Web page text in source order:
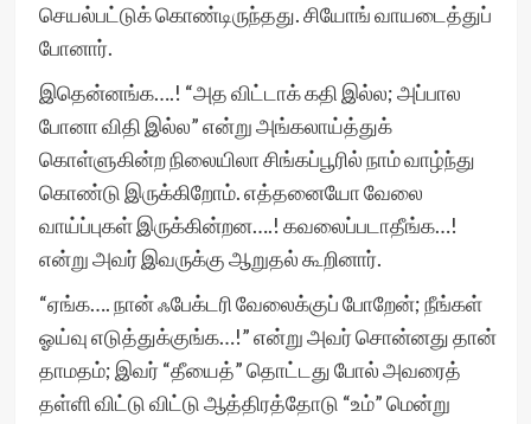
செயல்பட்டுக் கொண்டிருந்தது. சியோங் வாயடைத்துப்
போனார்.
இதென்னங்க….! “அத விட்டாக் கதி இல்ல; அப்பால
போனா விதி இல்ல” என்று அங்கலாய்த்துக்
கொள்ளுகின்ற நிலையிலா சிங்கப்பூரில் நாம் வாழ்ந்து
கொண்டு இருக்கிறோம். எத்தனையோ வேலை
வாய்ப்புகள் இருக்கின்றன….! கவலைப்படாதீங்க…!
என்று அவர் இவருக்கு ஆறுதல் கூறினார்.
“ஏங்க…. நான் ஃபேக்டரி வேலைக்குப் போறேன்; நீங்கள்
ஓய்வு எடுத்துக்குங்க…!” என்று அவர் சொன்னது தான்
தாமதம்; இவர் “தீயைத்” தொட்டது போல் அவரைத்
தள்ளி விட்டு விட்டு ஆத்திரத்தோடு “உம்” மென்று